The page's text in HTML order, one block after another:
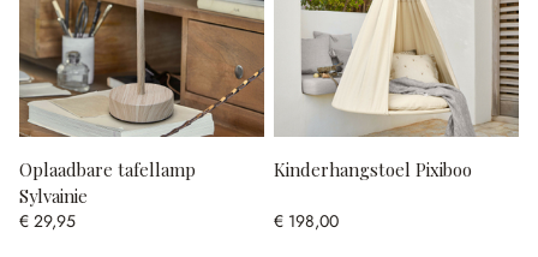
Oplaadbare tafellamp
Sylvainie
€ 29,95
Kinderhangstoel Pixiboo
€ 198,00